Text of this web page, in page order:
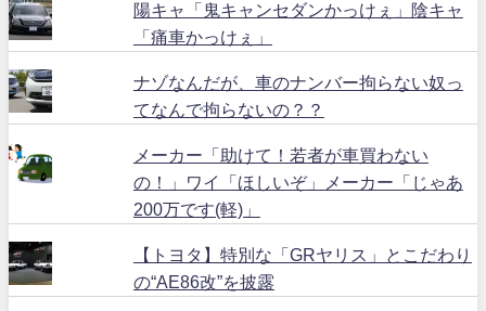
陽キャ「鬼キャンセダンかっけぇ」陰キャ
「痛車かっけぇ」
ナゾなんだが、車のナンバー拘らない奴っ
てなんで拘らないの？？
メーカー「助けて！若者が車買わない
の！」ワイ「ほしいぞ」メーカー「じゃあ
200万です(軽)」
【トヨタ】特別な「GRヤリス」とこだわり
の“AE86改”を披露